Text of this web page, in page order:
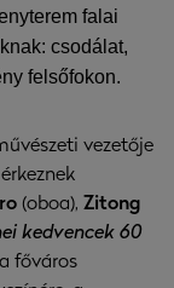
falai
csodálat,
felsőfokon.
vezetője
(oboa), Zitong
kedvencek 60
főváros